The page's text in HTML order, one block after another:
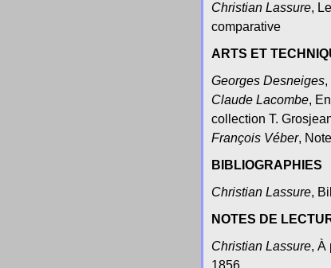
Christian Lassure,
comparative
ARTS ET
Georges Desneiges,
Claude Lacombe,
collection T.
François Véber,
BIBLIOGRAPHIES
Christian Lassure,
NOTES DE
Christian Lassure, À
1856